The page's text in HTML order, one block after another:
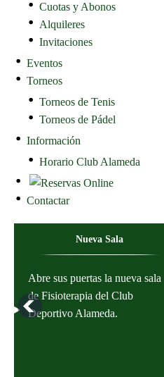
Cuotas y Abonos
Alquileres
Invitaciones
Eventos
Torneos
Torneos de Tenis
Torneos de Pádel
Información
Horario Club Alameda
Contactar
Nueva Sala
Abre sus puertas la nueva sala
de Fisioterapia del Club
Deportivo Alameda.